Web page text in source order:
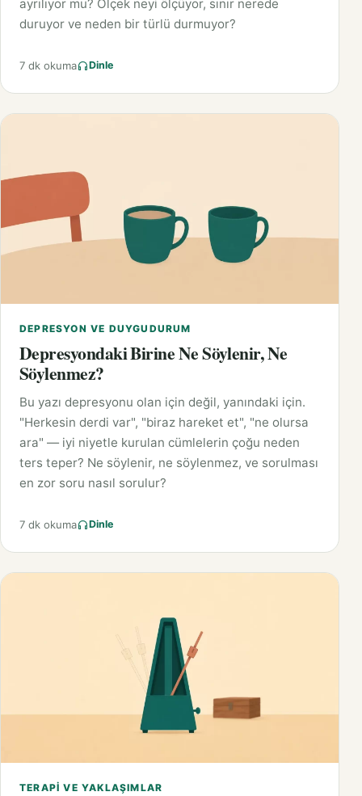
ayrılıyor mu? Ölçek neyi ölçüyor, sınır nerede
duruyor ve neden bir türlü durmuyor?
7 dk okuma Dinle
DEPRESYON VE DUYGUDURUM
Depresyondaki Birine Ne Söylenir, Ne
Söylenmez?
Bu yazı depresyonu olan için değil, yanındaki için.
"Herkesin derdi var", "biraz hareket et", "ne olursa
ara" — iyi niyetle kurulan cümlelerin çoğu neden
ters teper? Ne söylenir, ne söylenmez, ve sorulması
en zor soru nasıl sorulur?
7 dk okuma Dinle
TERAPI VE YAKLAŞIMLAR